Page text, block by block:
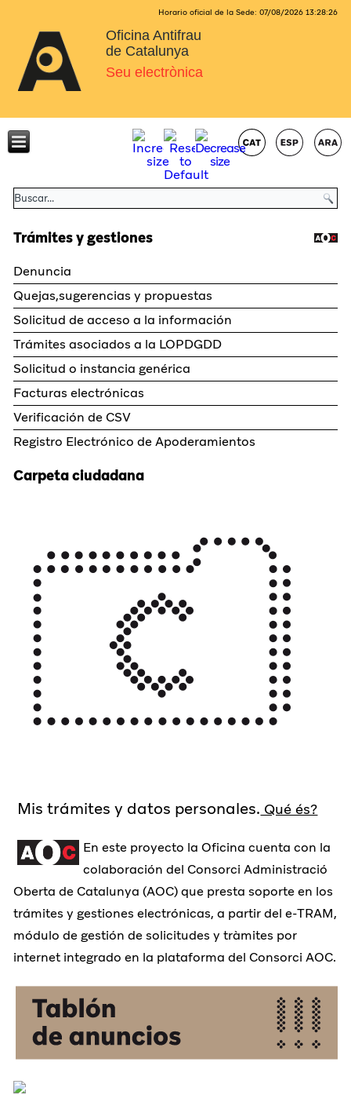
Horario oficial de la Sede: 07/08/2026 13:28:26
Oficina Antifrau
de Catalunya
Seu electrònica
Trámites y gestiones
Denuncia
Quejas,sugerencias y propuestas
Solicitud de acceso a la información
Trámites asociados a la LOPDGDD
Solicitud o instancia genérica
Facturas electrónicas
Verificación de CSV
Registro Electrónico de Apoderamientos
Carpeta ciudadana
Mis trámites y datos personales. Qué és?
En este proyecto la Oficina cuenta con la
colaboración del Consorci Administració
Oberta de Catalunya (AOC) que presta soporte en los
trámites y gestiones electrónicas, a partir del e-TRAM,
módulo de gestión de solicitudes y tràmites por
internet integrado en la plataforma del Consorci AOC.